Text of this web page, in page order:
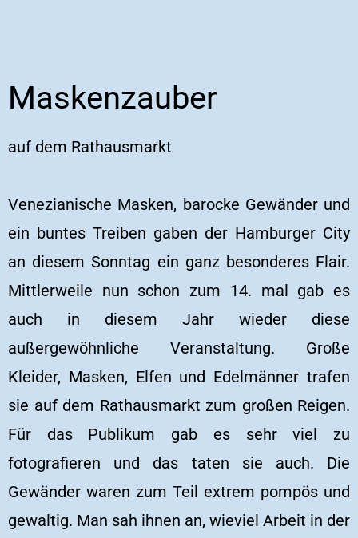
Maskenzauber
auf dem Rathausmarkt
Venezianische Masken, barocke Gewänder und
ein buntes Treiben gaben der Hamburger City
an diesem Sonntag ein ganz besonderes Flair.
Mittlerweile nun schon zum 14. mal gab es
auch in diesem Jahr wieder diese
außergewöhnliche Veranstaltung. Große
Kleider, Masken, Elfen und Edelmänner trafen
sie auf dem Rathausmarkt zum großen Reigen.
Für das Publikum gab es sehr viel zu
fotografieren und das taten sie auch. Die
Gewänder waren zum Teil extrem pompös und
gewaltig. Man sah ihnen an, wieviel Arbeit in der